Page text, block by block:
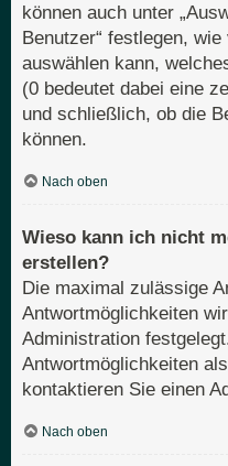
können auch unter
Benutzer“ festlegen,
auswählen kann,
(0 bedeutet dabei eine
und schließlich, ob die
können.
Nach oben
Wieso kann ich nicht
erstellen?
Die maximal zulässige
Antwortmöglichkeiten
Administration
Antwortmöglichkeiten
kontaktieren Sie einen
Nach oben